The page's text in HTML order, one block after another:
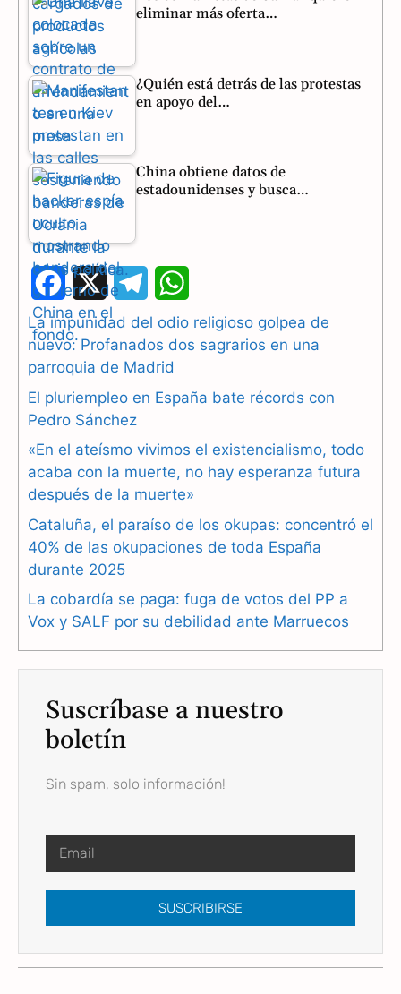
eliminar más oferta…
¿Quién está detrás de las protestas
en apoyo del…
China obtiene datos de
estadounidenses y busca…
F
a
c
b
o
o
k
X
e
l
r
a
m
h
a
A
p
p
La impunidad del odio religioso golpea de
nuevo: Profanados dos sagrarios en una
parroquia de Madrid
El pluriempleo en España bate récords con
Pedro Sánchez
«En el ateísmo vivimos el existencialismo, todo
acaba con la muerte, no hay esperanza futura
después de la muerte»
Cataluña, el paraíso de los okupas: concentró el
40% de las okupaciones de toda España
durante 2025
La cobardía se paga: fuga de votos del PP a
Vox y SALF por su debilidad ante Marruecos
Suscríbase a nuestro
boletín
Sin spam, solo información!
SUSCRIBIRSE